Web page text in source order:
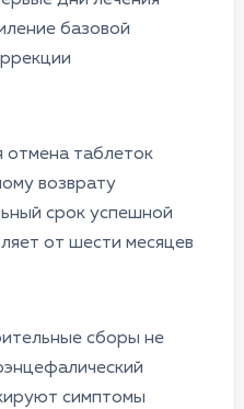
базовой
отмена таблеток
возврату
срок успешной
от шести месяцев
сборы не
симптомы